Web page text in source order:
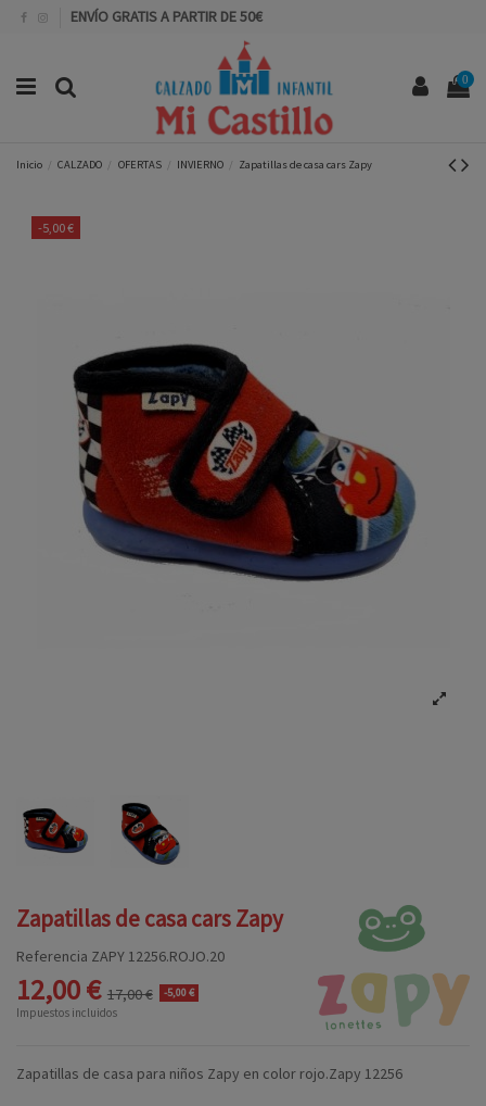
ENVÍO GRATIS A PARTIR DE 50€
0
Inicio CALZADO OFERTAS INVIERNO Zapatillas de casa cars Zapy
-5,00 €
Zapatillas de casa cars Zapy
Referencia ZAPY 12256.ROJO.20
12,00 € 17,00 € -5,00 €
Impuestos incluidos
Zapatillas de casa para niños Zapy en color rojo.Zapy 12256